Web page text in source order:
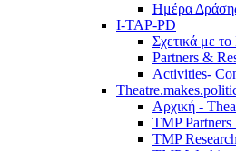
Ημέρα
I-TAP-PD
Σχετικά με
Partners &
Activities-
Αρχική -
TMP Partners
TMP